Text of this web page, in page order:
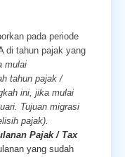
pada periode
di tahun pajak yang
mulai
tahun pajak /
ini, jika mulai
Tujuan migrasi
pajak).
Pajak / Tax
yang sudah